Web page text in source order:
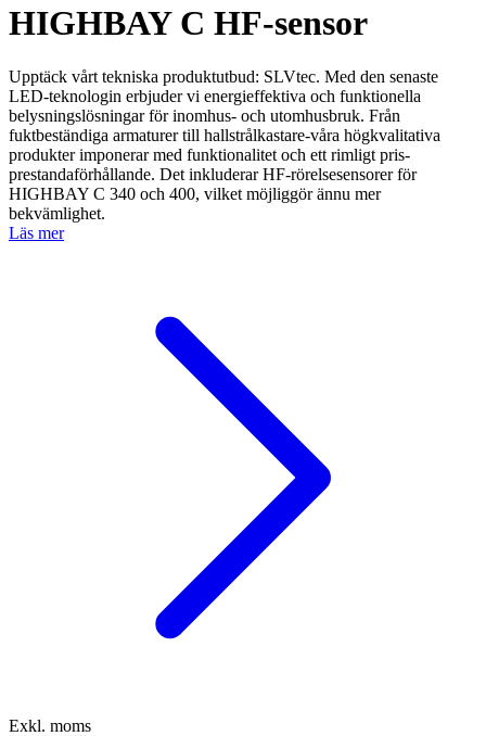
HIGHBAY C HF-sensor
Upptäck vårt tekniska produktutbud: SLVtec. Med den senaste
LED-teknologin erbjuder vi energieffektiva och funktionella
belysningslösningar för inomhus- och utomhusbruk. Från
fuktbeständiga armaturer till hallstrålkastare-våra högkvalitativa
produkter imponerar med funktionalitet och ett rimligt pris-
prestandaförhållande. Det inkluderar HF-rörelsesensorer för
HIGHBAY C 340 och 400, vilket möjliggör ännu mer
bekvämlighet.
Läs mer
Exkl. moms